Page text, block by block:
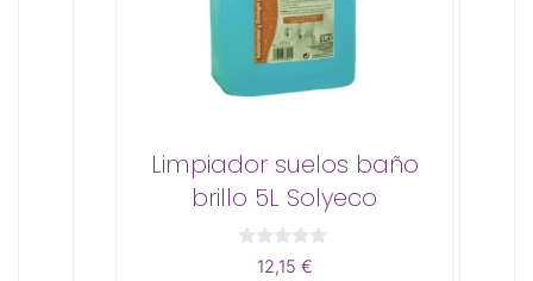
Limpiador suelos baño
brillo 5L Solyeco
12,15 €